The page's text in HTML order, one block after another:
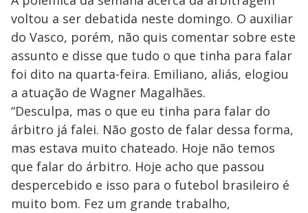
voltou a ser debatida neste domingo. O auxiliar
do Vasco, porém, não quis comentar sobre este
assunto e disse que tudo o que tinha para falar
foi dito na quarta-feira. Emiliano, aliás, elogiou
a atuação de Wagner Magalhães.
“Desculpa, mas o que eu tinha para falar do
árbitro já falei. Não gosto de falar dessa forma,
mas estava muito chateado. Hoje não temos
que falar do árbitro. Hoje acho que passou
despercebido e isso para o futebol brasileiro é
muito bom. Fez um grande trabalho,